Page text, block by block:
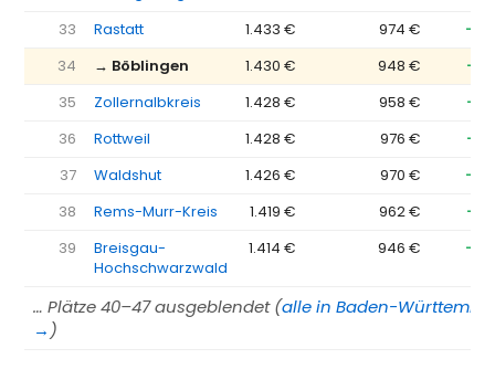
33
Rastatt 1.433 € 974 €
34
→ Böblingen 1.430 € 948 €
35
Zollernalbkreis 1.428 € 958 €
36
Rottweil 1.428 € 976 €
37
Waldshut 1.426 € 970 €
38
Rems-Murr-Kreis 1.419 € 962 €
39
Breisgau-
Hochschwarzwald
1.414 € 946 €
… Plätze 40–47 ausgeblendet (alle in Baden-
→ )